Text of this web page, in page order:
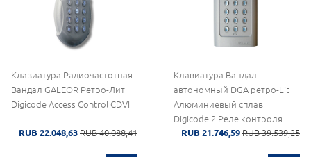
Клавиатура Радиочастотная
Вандал GALEOR Ретро-Лит
Digicode Access Control CDVI
RUB 22.048,63 RUB 40.088,41
Клавиатура Вандал
автономный DGA ретро-Lit
Алюминиевый сплав
Digicode 2 Реле контроля
доступа CDVI
RUB 21.746,59 RUB 39.539,25